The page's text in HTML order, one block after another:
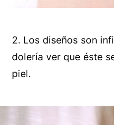
2. Los diseños son
dolería ver que éste
piel.